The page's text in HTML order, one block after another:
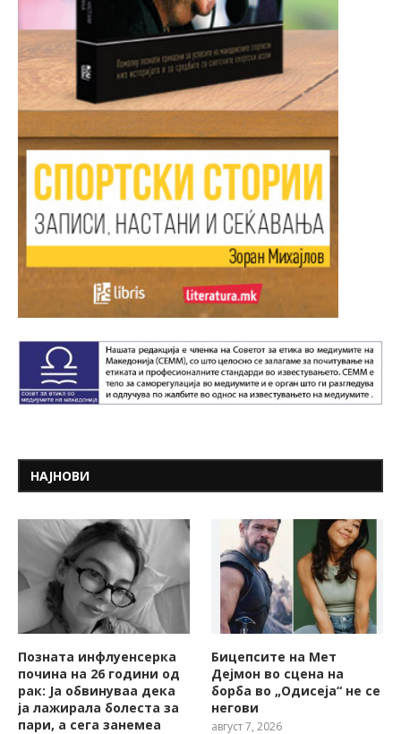
НАЈНОВИ
Позната инфлуенсерка
почина на 26 години од
рак: Ја обвинуваа дека
ја лажирала болеста за
пари, а сега занемеа
Бицепсите на Мет
Дејмон во сцена на
борба во „Одисеја“ не се
негови
август 7, 2026